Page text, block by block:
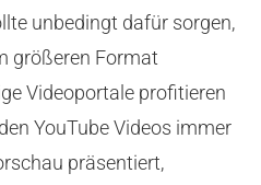
unbedingt dafür sorgen,
größeren Format
Videoportale profitieren
YouTube Videos immer
präsentiert,